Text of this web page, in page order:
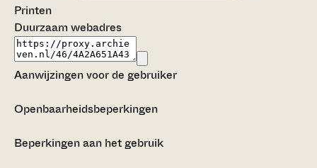
Printen
Duurzaam webadres
Aanwijzingen voor de gebruiker
Openbaarheidsbeperkingen
Beperkingen aan het gebruik